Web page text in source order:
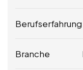
Berufserfahrung
Branche